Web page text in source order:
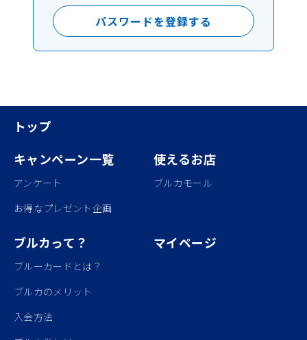
パスワードを登録する
トップ
キャンペーン一覧
アンケート
お得なプレゼント企画
使えるお店
ブルカモール
ブルカって？
ブルーカードとは？
ブルカのメリット
入会方法
マイページ